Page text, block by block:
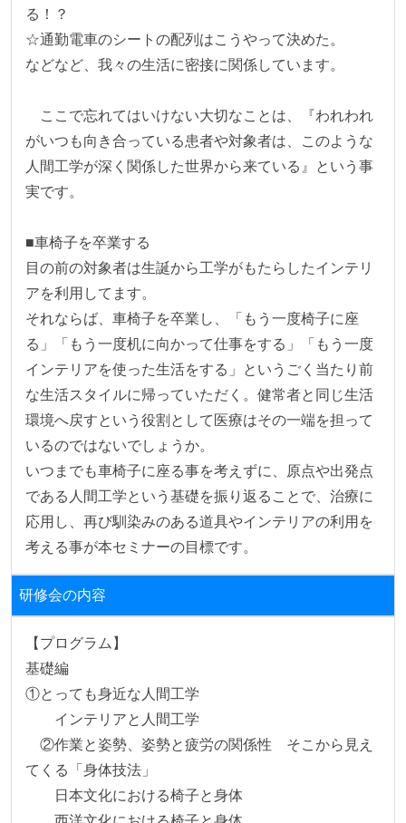
る！？
☆通勤電車のシートの配列はこうやって決めた。
などなど、我々の生活に密接に関係しています。
ここで忘れてはいけない大切なことは、『われわれ
がいつも向き合っている患者や対象者は、このような
人間工学が深く関係した世界から来ている』という事
実です。
■車椅子を卒業する
目の前の対象者は生誕から工学がもたらしたインテリ
アを利用してます。
それならば、車椅子を卒業し、「もう一度椅子に座
る」「もう一度机に向かって仕事をする」「もう一度
インテリアを使った生活をする」というごく当たり前
な生活スタイルに帰っていただく。健常者と同じ生活
環境へ戻すという役割として医療はその一端を担って
いるのではないでしょうか。
いつまでも車椅子に座る事を考えずに、原点や出発点
である人間工学という基礎を振り返ることで、治療に
応用し、再び馴染みのある道具やインテリアの利用を
考える事が本セミナーの目標です。
研修会の内容
【プログラム】
基礎編
①とっても身近な人間工学
インテリアと人間工学
②作業と姿勢、姿勢と疲労の関係性　そこから見え
てくる「身体技法」
日本文化における椅子と身体